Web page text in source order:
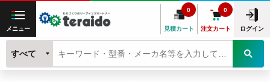
メニュー 見積カート
0
注文カート
0
ログイン
すべて